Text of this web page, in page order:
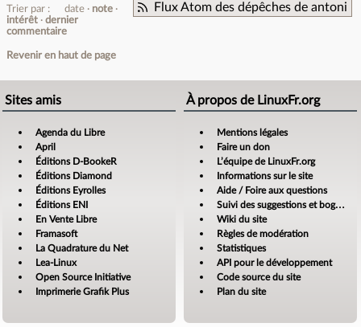
Flux Atom des dépêches de antoni
Trier par : date
note
intérêt
dernier
commentaire
Revenir en haut de page
Sites amis
Agenda du Libre
April
Éditions D-BookeR
Éditions Diamond
Éditions Eyrolles
Éditions ENI
En Vente Libre
Framasoft
La Quadrature du Net
Lea-Linux
Open Source Initiative
Imprimerie Grafik Plus
À propos de LinuxFr.org
Mentions légales
Faire un don
L’équipe de LinuxFr.org
Informations sur le site
Aide / Foire aux questions
Suivi des suggestions et bogues
Wiki du site
Règles de modération
Statistiques
API pour le développement
Code source du site
Plan du site